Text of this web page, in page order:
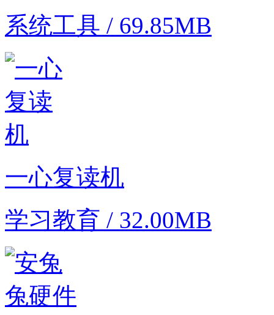
系统工具 / 69.85MB
一心复读机
学习教育 / 32.00MB